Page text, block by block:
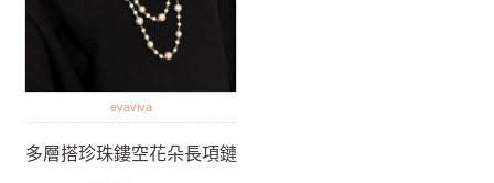
evaviva
多層搭珍珠鏤空花朵長項鏈